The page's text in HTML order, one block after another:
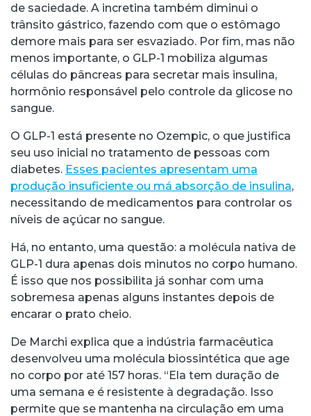
de saciedade. A incretina também diminui o
trânsito gástrico, fazendo com que o estômago
demore mais para ser esvaziado. Por fim, mas não
menos importante, o GLP-1 mobiliza algumas
células do pâncreas para secretar mais insulina,
hormônio responsável pelo controle da glicose no
sangue.
O GLP-1 está presente no Ozempic, o que justifica
seu uso inicial no tratamento de pessoas com
diabetes. Esses pacientes apresentam uma
produção insuficiente ou má absorção de insulina,
necessitando de medicamentos para controlar os
níveis de açúcar no sangue.
Há, no entanto, uma questão: a molécula nativa de
GLP-1 dura apenas dois minutos no corpo humano.
É isso que nos possibilita já sonhar com uma
sobremesa apenas alguns instantes depois de
encarar o prato cheio.
De Marchi explica que a indústria farmacêutica
desenvolveu uma molécula biossintética que age
no corpo por até 157 horas. “Ela tem duração de
uma semana e é resistente à degradação. Isso
permite que se mantenha na circulação em uma